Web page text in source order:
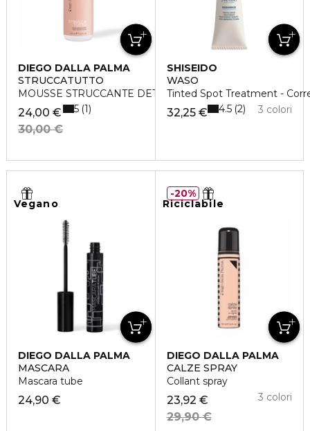
DIEGO DALLA PALMA
STRUCCATUTTO
MOUSSE STRUCCANTE DETOX
24,00 €
30,00 €
5 1
SHISEIDO
WASO
Tinted Spot Treatment -
32,25 € 3 colori
4.5 2
Vegano
DIEGO DALLA PALMA
MASCARA
Mascara tube
24,90 €
Riciclabile
DIEGO DALLA PALMA
CALZE SPRAY
Collant spray
23,92 €
29,90 €
3 colori
20%